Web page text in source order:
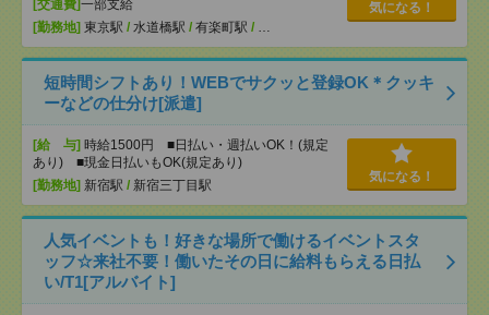
[交通費] 一部支給
[勤務地] 東京駅 / 水道橋駅 / 有楽町駅 / …
気になる！
短時間シフトあり！WEBでサクッと登録OK＊クッキ
ーなどの仕分け[派遣]
[給 与] 時給1500円 ■日払い・週払いOK！(規定
あり) ■現金日払いもOK(規定あり)
[勤務地] 新宿駅 / 新宿三丁目駅
気になる！
人気イベントも！好きな場所で働けるイベントスタ
ッフ☆来社不要！働いたその日に給料もらえる日払
い/T1[アルバイト]